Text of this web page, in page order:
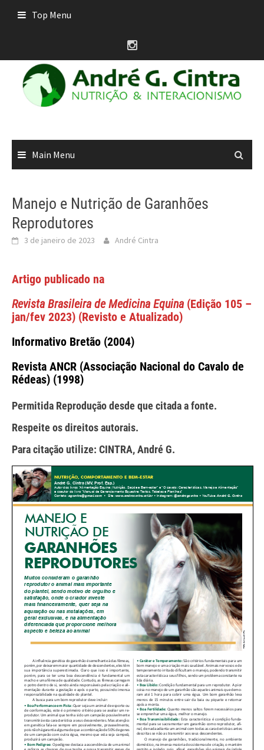
Top Menu
Main Menu
Manejo e Nutrição de Garanhões
Reprodutores
3 de janeiro de 2023 André Cintra
Artigo publicado na
Revista Brasileira de Medicina Equina (Edição 105 –
jan/fev 2023) (Revisto e Atualizado)
Informativo Bretão (2004)
Revista ANCR (Associação Nacional do Cavalo de
Rédeas) (1998)
Permitida Reprodução desde que citada a fonte.
Respeite os direitos autorais.
Para citação utilize: CINTRA, André G.